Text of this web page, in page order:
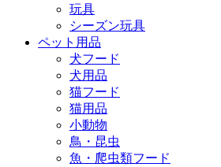
玩具
シーズン玩具
ペット用品
犬フード
犬用品
猫フード
猫用品
小動物
鳥・昆虫
魚・爬虫類フード